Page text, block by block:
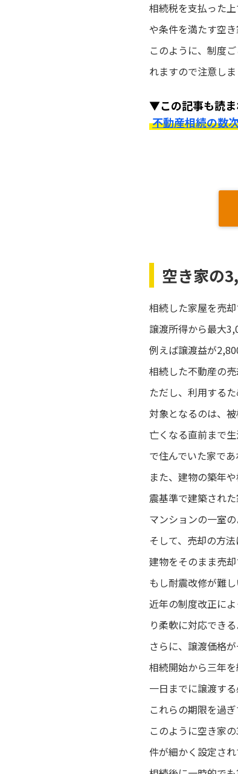
相続税を支払った
や条件を満たす空
このように、制度
れますので注意しま
▼この記事も読ま
不動産相続の数
空き家の
相続した家屋を売
譲渡所得から最大
例えば譲渡益が
相続した不動産の
ただし、利用する
対象となるのは、
亡くなる直前まで
で住んでいた家で
また、建物の築年
震基準で建築され
マンションの一室
そして、売却の方法
建物をそのまま売
もし耐震改修が難
近年の制度改正に
り柔軟に対応でき
さらに、譲渡価格
相続開始から三年
一日までに譲渡する
これらの期限を過
このように空き家
件が細かく設定され